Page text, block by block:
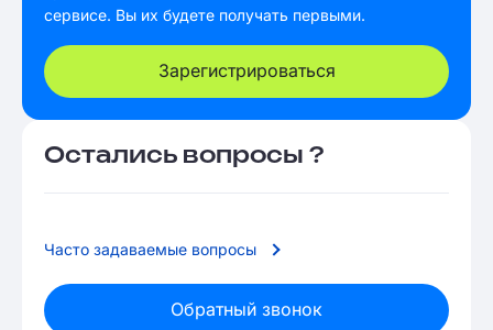
сервисе. Вы их будете получать первыми.
Зарегистрироваться
Остались вопросы ?
Часто задаваемые вопросы
Обратный звонок